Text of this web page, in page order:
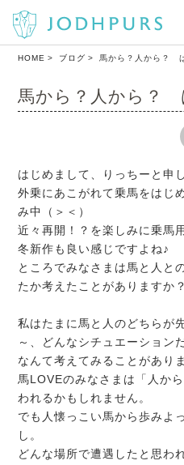
HOME ブログ 馬から？人から？
馬から？人から？
はじめまして、りっちーと申
外乗にあこがれて乗馬をは
み中（＞＜）
近々再開！？を楽しみに乗馬
冬新作も良い感じですよね♪
ところでみなさまは馬と人と
たか考えたことがありますか？
私はたまに馬と人のどちらが
～、どんなシチュエーション
なんて考えてみることがあり
馬LOVEのみなさまは「人か
われるかもしれません。
でも人懐っこい馬から歩みよ
し。
どんな場所で遭遇したと思わ